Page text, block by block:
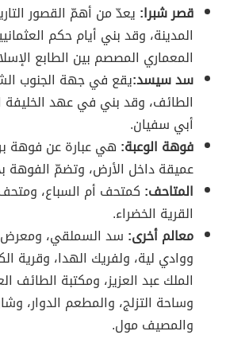
قصر شبرا: يعدّ من أهمّ القصور
المدينة، وقد بني أيام حكم
المعماري المصصم بين الطابع
سد سيسد:يقع في جهة الجنوب
الطائف، وقد بني في عهد الخليفة
أبي سفيان.
فوهة الوعبة: هي عبارة عن فوهة
عميقة داخل الأرض، وتضمّ الفوهة
المتاحف: كمتحف أم السباع،
القرية الخضراء.
معالم أخرى: سد السملقي، ومعرض
ووادي لية، ولفريك الهدا، وقرية
الملك عبد العزيز، ومكتبة الطائف
وساحة التزلج، والمطعم الدوار،
والمصيف مول.